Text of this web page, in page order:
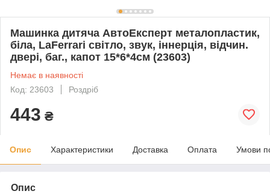
Машинка дитяча АвтоЕксперт металопластик,
біла, LaFerrari світло, звук, іннерція, відчин.
двері, баг., капот 15*6*4см (23603)
Немає в наявності
Код: 23603
Роздріб
443 ₴
Опис Характеристики Доставка Оплата Умови
Опис